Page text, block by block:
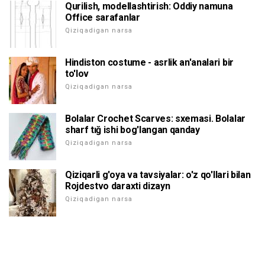
Qurilish, modellashtirish: Oddiy namuna
Office sarafanlar
Qiziqadigan narsa
Hindiston costume - asrlik an'analari bir
to'lov
Qiziqadigan narsa
Bolalar Crochet Scarves: sxemasi. Bolalar
sharf tığ ishi bog'langan qanday
Qiziqadigan narsa
Qiziqarli g'oya va tavsiyalar: o'z qo'llari bilan
Rojdestvo daraxti dizayn
Qiziqadigan narsa